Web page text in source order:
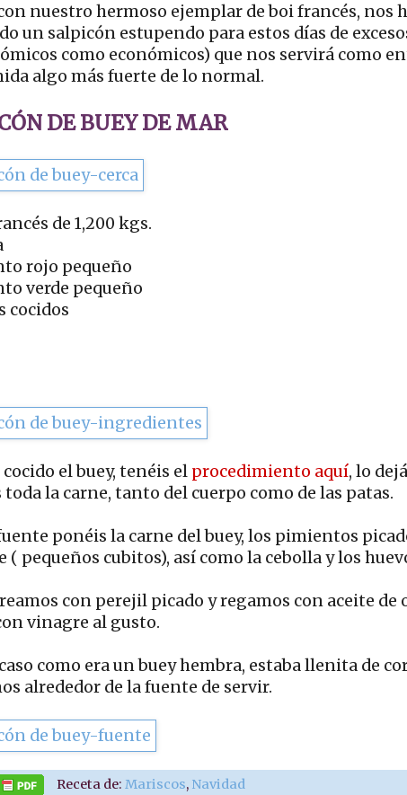
nuestro hermoso ejemplar de boi francés, nos
un salpicón estupendo para estos días de
como económicos) que nos servirá como
algo más fuerte de lo normal.
DE BUEY DE MAR
de 1,200 kgs.
rojo pequeño
verde pequeño
cocidos
el buey, tenéis el procedimiento aquí, lo
toda la carne, tanto del cuerpo como de las patas.
ponéis la carne del buey, los pimientos
( pequeños cubitos), así como la cebolla y los
con perejil picado y regamos con aceite de
vinagre al gusto.
como era un buey hembra, estaba llenita de
alrededor de la fuente de servir.
Receta de:Mariscos, Navidad